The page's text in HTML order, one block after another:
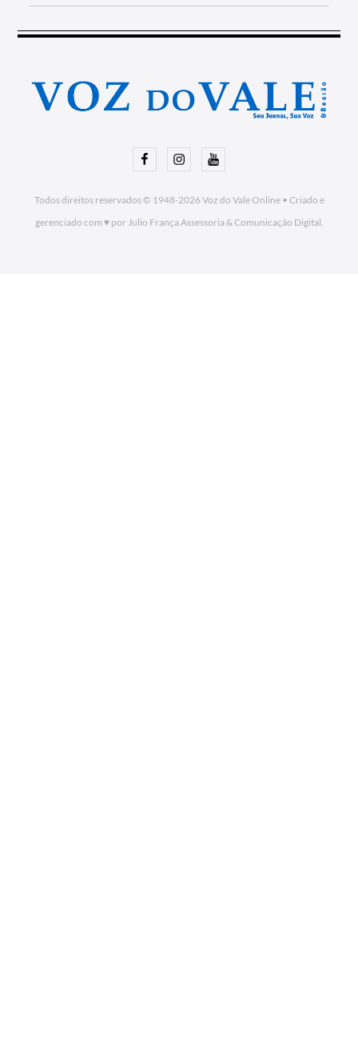
FacebookInstagramYoutube
Todos direitos reservados © 1948-2026Voz do Vale Online• Criado e
gerenciado com ♥ por Julio França Assessoria& Comunicação Digital.